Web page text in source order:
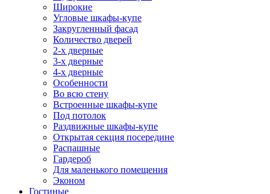
Широкие
Угловые шкафы-купе
Закругленный фасад
Количество дверей
2-х дверные
3-х дверные
4-х дверные
Особенности
Во всю стену
Встроенные шкафы-купе
Под потолок
Раздвижные шкафы-купе
Открытая секция посередине
Распашные
Гардероб
Для маленького помещения
Эконом
Гостиные